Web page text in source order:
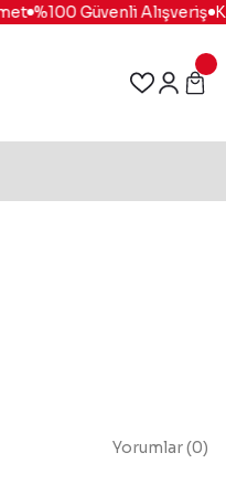
%100 Güvenli Alışveriş
Yorumlar (0)